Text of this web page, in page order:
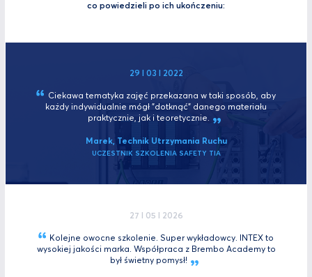
co powiedzieli po ich ukończeniu:
29 I 03 I 2022
Ciekawa tematyka zajęć przekazana w taki sposób, aby
każdy indywidualnie mógł "dotknąć" danego materiału
praktycznie, jak i teoretycznie.
Marek, Technik Utrzymania Ruchu
UCZESTNIK SZKOLENIA SAFETY TIA
27 I 05 I 2026
Kolejne owocne szkolenie. Super wykładowcy. INTEX to
wysokiej jakości marka. Współpraca z Brembo Academy to
był świetny pomysł!